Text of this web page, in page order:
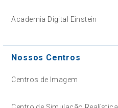
Academia Digital Einstein
Nossos Centros
Centros de Imagem